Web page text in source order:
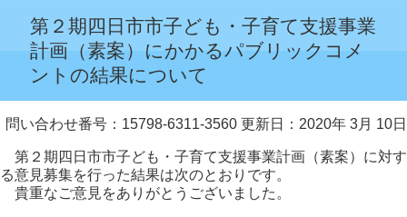
第２期四日市市子ども・子育て支援事業
計画（素案）にかかるパブリックコメ
ントの結果について
問い合わせ番号：15798-6311-3560 更新日：2020年 3月 10日
第２期四日市市子ども・子育て支援事業計画（素案）に対す
る意見募集を行った結果は次のとおりです。
貴重なご意見をありがとうございました。